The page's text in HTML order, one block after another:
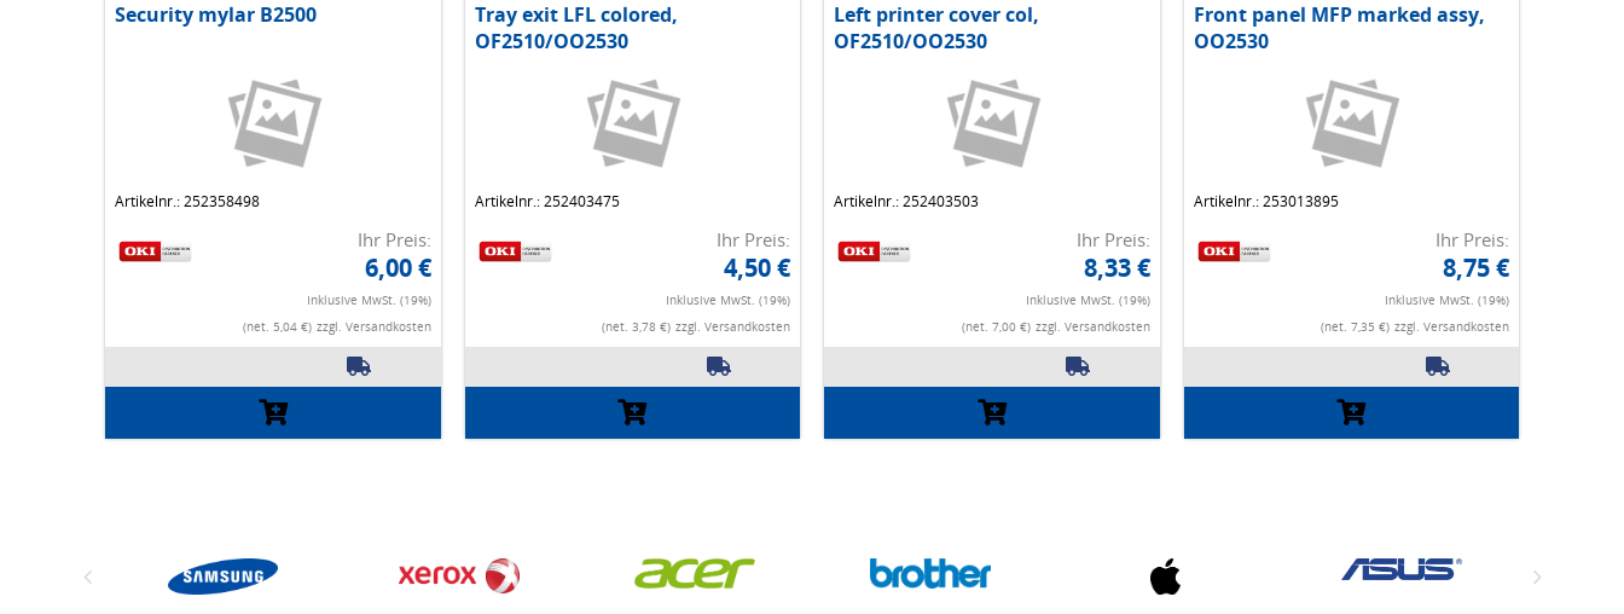
Security mylar B2500
Artikelnr.: 252358498
Ihr Preis:
6,00 €
Inklusive MwSt. (19%)
(net. 5,04 €) zzgl. Versandkosten
Tray exit LFL colored,
OF2510/OO2530
Artikelnr.: 252403475
Ihr Preis:
4,50 €
Inklusive MwSt. (19%)
(net. 3,78 €) zzgl. Versandkosten
Left printer cover col,
OF2510/OO2530
Artikelnr.: 252403503
Ihr Preis:
8,33 €
Inklusive MwSt. (19%)
(net. 7,00 €) zzgl. Versandkosten
Front panel MFP marked assy,
OO2530
Artikelnr.: 253013895
Ihr Preis:
8,75 €
Inklusive MwSt. (19%)
(net. 7,35 €) zzgl. Versandkosten